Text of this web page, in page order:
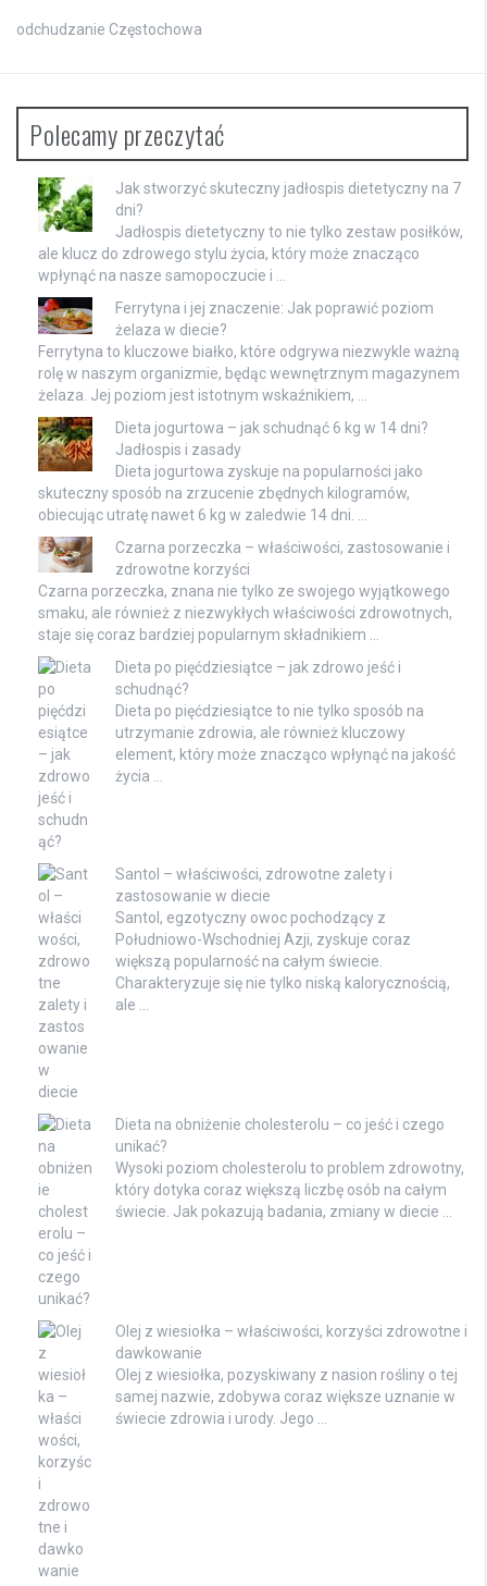
odchudzanie Częstochowa
Polecamy przeczytać
Jak stworzyć skuteczny jadłospis dietetyczny na 7
dni?
Jadłospis dietetyczny to nie tylko zestaw posiłków,
ale klucz do zdrowego stylu życia, który może znacząco
wpłynąć na nasze samopoczucie i …
Ferrytyna i jej znaczenie: Jak poprawić poziom
żelaza w diecie?
Ferrytyna to kluczowe białko, które odgrywa niezwykle ważną
rolę w naszym organizmie, będąc wewnętrznym magazynem
żelaza. Jej poziom jest istotnym wskaźnikiem, …
Dieta jogurtowa – jak schudnąć 6 kg w 14 dni?
Jadłospis i zasady
Dieta jogurtowa zyskuje na popularności jako
skuteczny sposób na zrzucenie zbędnych kilogramów,
obiecując utratę nawet 6 kg w zaledwie 14 dni. …
Czarna porzeczka – właściwości, zastosowanie i
zdrowotne korzyści
Czarna porzeczka, znana nie tylko ze swojego wyjątkowego
smaku, ale również z niezwykłych właściwości zdrowotnych,
staje się coraz bardziej popularnym składnikiem …
Dieta po pięćdziesiątce – jak zdrowo jeść i
schudnąć?
Dieta po pięćdziesiątce to nie tylko sposób na
utrzymanie zdrowia, ale również kluczowy
element, który może znacząco wpłynąć na jakość
życia …
Santol – właściwości, zdrowotne zalety i
zastosowanie w diecie
Santol, egzotyczny owoc pochodzący z
Południowo-Wschodniej Azji, zyskuje coraz
większą popularność na całym świecie.
Charakteryzuje się nie tylko niską kalorycznością,
ale …
Dieta na obniżenie cholesterolu – co jeść i czego
unikać?
Wysoki poziom cholesterolu to problem zdrowotny,
który dotyka coraz większą liczbę osób na całym
świecie. Jak pokazują badania, zmiany w diecie …
Olej z wiesiołka – właściwości, korzyści zdrowotne i
dawkowanie
Olej z wiesiołka, pozyskiwany z nasion rośliny o tej
samej nazwie, zdobywa coraz większe uznanie w
świecie zdrowia i urody. Jego …